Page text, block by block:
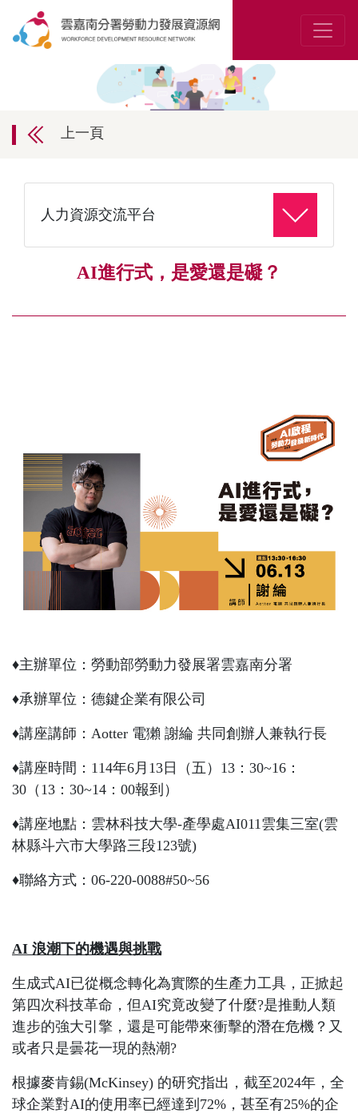
上一頁
人力資源交流平台
AI進行式，是愛還是礙？
♦主辦單位：勞動部勞動力發展署雲嘉南分署
♦承辦單位：德鍵企業有限公司
♦講座講師： Aotter 電獺 謝綸 共同創辦人兼執行長
♦講座時間： 114年6 月 13日（五） 13 ： 30~16 ：
30 （ 13 ： 30~14 ： 00報到）
♦講座地點：雲林科技大學-產學處AI011 雲集三室(雲
林縣斗六市大學路三段123號)
♦聯絡方式： 06-220-0088#50~56
AI 浪潮下的機遇與挑戰
生成式AI已從概念轉化為實際的生產力工具，正掀起
第四次科技革命，但AI究竟改變了什麼?是推動人類
進步的強大引擎，還是可能帶來衝擊的潛在危機？又
或者只是曇花一現的熱潮?
根據麥肯錫(McKinsey) 的研究指出，截至2024年，全
球企業對AI的使用率已經達到 72% ，甚至有25%的企